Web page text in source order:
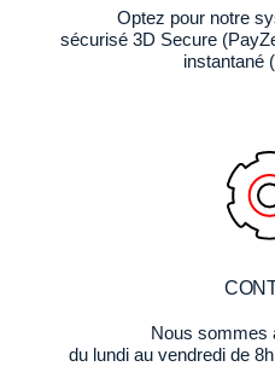
Optez pour notre
sécurisé 3D Secure
instantané
Nous sommes
du lundi au vendredi de